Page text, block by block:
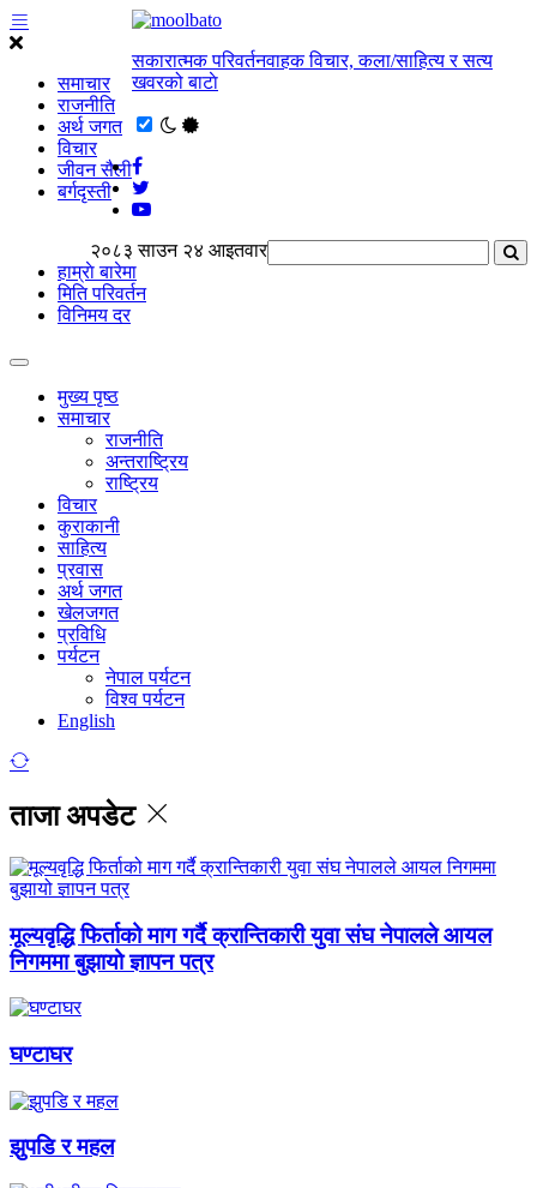
समाचार
राजनीति
अर्थ जगत
विचार
जीवन सैली
बर्गदृस्ती
सकारात्मक परिवर्तनवाहक विचार, कला/साहित्य र सत्य
खवरको बाटाे
२०८३ साउन २४ आइतवार
हाम्राे बारेमा
मिति परिवर्तन
विनिमय दर
मुख्य पृष्ठ
समाचार
राजनीति
अन्तराष्ट्रिय
राष्ट्रिय
विचार
कुराकानी
साहित्य
प्रवास
अर्थ जगत
खेलजगत
प्रविधि
पर्यटन
नेपाल पर्यटन
विश्व पर्यटन
English
ताजा अपडेट
मूल्यवृद्धि फिर्ताको माग गर्दै क्रान्तिकारी युवा संघ नेपालले आयल
निगममा बुझायो ज्ञापन पत्र
घण्टाघर
झुपडि र महल